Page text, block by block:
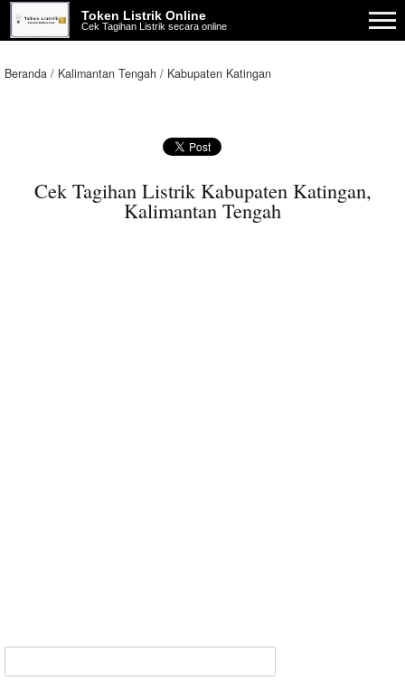
Token Listrik Online
Cek Tagihan Listrik secara online
Beranda Kalimantan Tengah Kabupaten Katingan
Cek Tagihan Listrik Kabupaten Katingan,
Kalimantan Tengah